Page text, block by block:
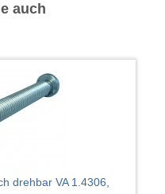
auch
drehbar VA 1.4306,